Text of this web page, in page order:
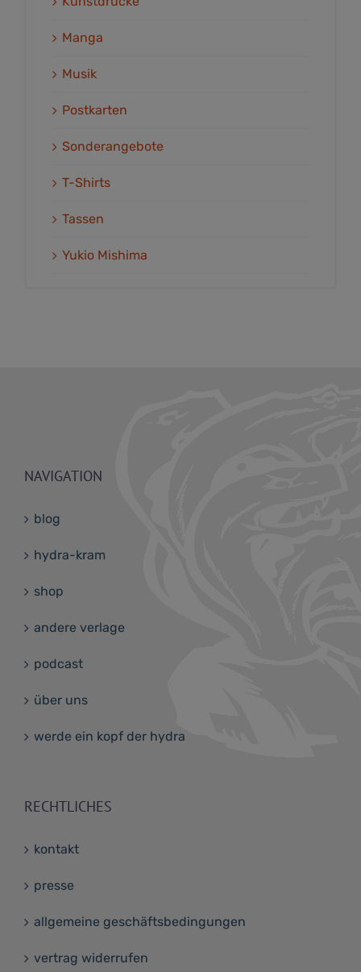
Manga
Musik
Postkarten
Sonderangebote
T-Shirts
Tassen
Yukio Mishima
NAVIGATION
blog
hydra-kram
shop
andere verlage
podcast
über uns
werde ein kopf der hydra
RECHTLICHES
kontakt
presse
allgemeine geschäftsbedingungen
vertrag widerrufen